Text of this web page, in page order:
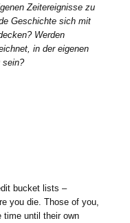
Zeitereignisse zu
Geschichte sich mit
Werden
in der eigenen
sein?
bucket lists –
you die. Those of you,
time until their own